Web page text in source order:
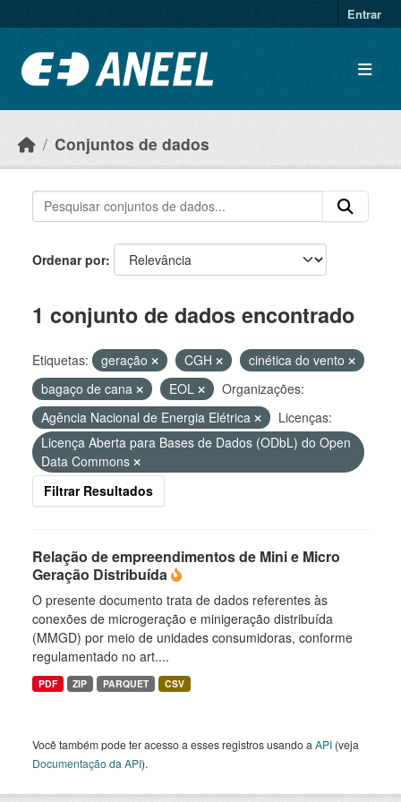
Entrar
Conjuntos de dados
Ordenar por
1 conjunto de dados encontrado
Etiquetas: geração CGH
cinética do vento
bagaço de cana
EOL
Organizações:
Agência Nacional de Energia Elétrica
Licenças:
Licença Aberta para Bases de Dados (ODbL) do Open
Data Commons
Filtrar Resultados
Relação de empreendimentos de Mini e Micro
Geração Distribuída
O presente documento trata de dados referentes às
conexões de microgeração e minigeração distribuída
(MMGD) por meio de unidades consumidoras, conforme
regulamentado no art....
PDF ZIP PARQUET CSV
Você também pode ter acesso a esses registros usando a API (veja
Documentação da API).